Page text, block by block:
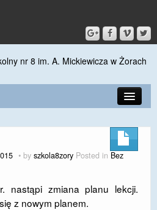
by szkola8zory Posted in Bez
nastąpi zmiana planu lekcji.
z nowym planem.